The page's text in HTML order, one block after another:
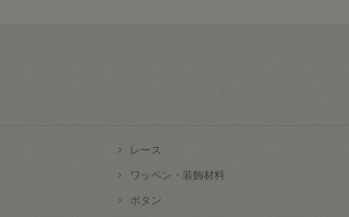
レース
ワッペン・装飾材料
ボタン